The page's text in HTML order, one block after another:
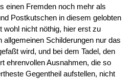
einen Fremden noch mehr als
Postkutschen in diesem gelobten
wohl nicht nöthig, hier erst zu
allgemeinen Schilderungen nur das
wird, und bei dem Tadel, den
ehrenvollen Ausnahmen, die so
Gegentheil aufstellen, nicht